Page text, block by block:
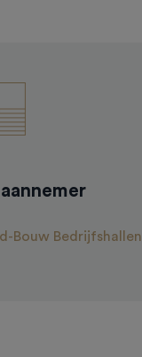
aannemer
Bouw Bedrijfshallen